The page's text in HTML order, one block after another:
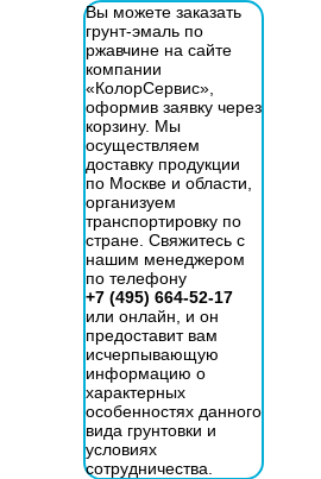
Вы можете заказать
грунт-эмаль по
ржавчине на сайте
компании
«КолорСервис»,
оформив заявку через
корзину. Мы
осуществляем
доставку продукции
по Москве и области,
организуем
транспортировку по
стране. Свяжитесь с
нашим менеджером
по телефону
+7 (495) 664-52-17
или онлайн, и он
предоставит вам
исчерпывающую
информацию о
характерных
особенностях данного
вида грунтовки и
условиях
сотрудничества.